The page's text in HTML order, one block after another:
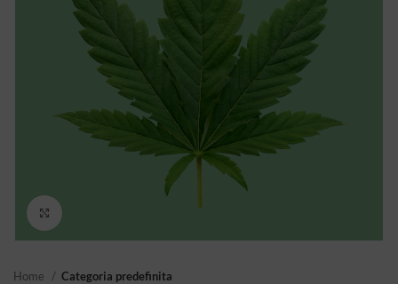
Home Categoria predefinita